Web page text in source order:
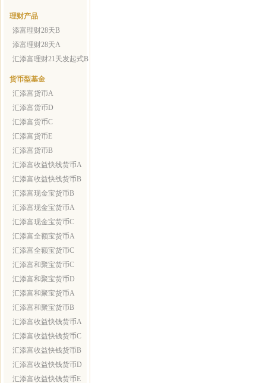
理财产品
添富理财28天B
添富理财28天A
汇添富理财21天发起式B
货币型基金
汇添富货币A
汇添富货币D
汇添富货币C
汇添富货币E
汇添富货币B
汇添富收益快线货币A
汇添富收益快线货币B
汇添富现金宝货币B
汇添富现金宝货币A
汇添富现金宝货币C
汇添富全额宝货币A
汇添富全额宝货币C
汇添富和聚宝货币C
汇添富和聚宝货币D
汇添富和聚宝货币A
汇添富和聚宝货币B
汇添富收益快钱货币A
汇添富收益快钱货币C
汇添富收益快钱货币B
汇添富收益快钱货币D
汇添富收益快钱货币E